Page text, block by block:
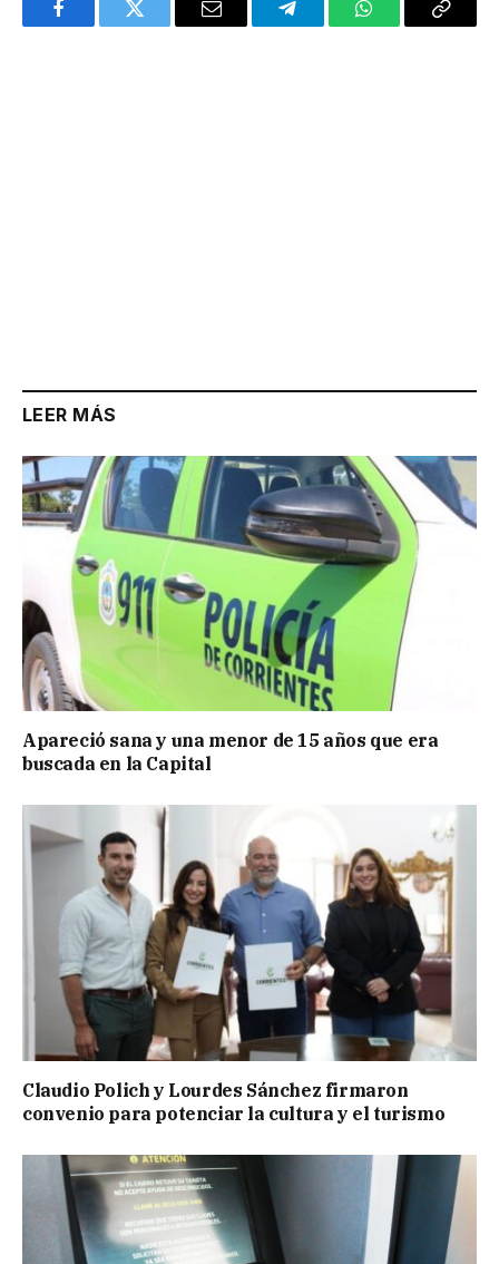
FacebookTwitter Email TelegramWhatsAppCopy
LEER MÁS
Apareció sana y una menor de 15 años que era
buscada en la Capital
Claudio Polich y Lourdes Sánchez firmaron
convenio para potenciar la cultura y el turismo